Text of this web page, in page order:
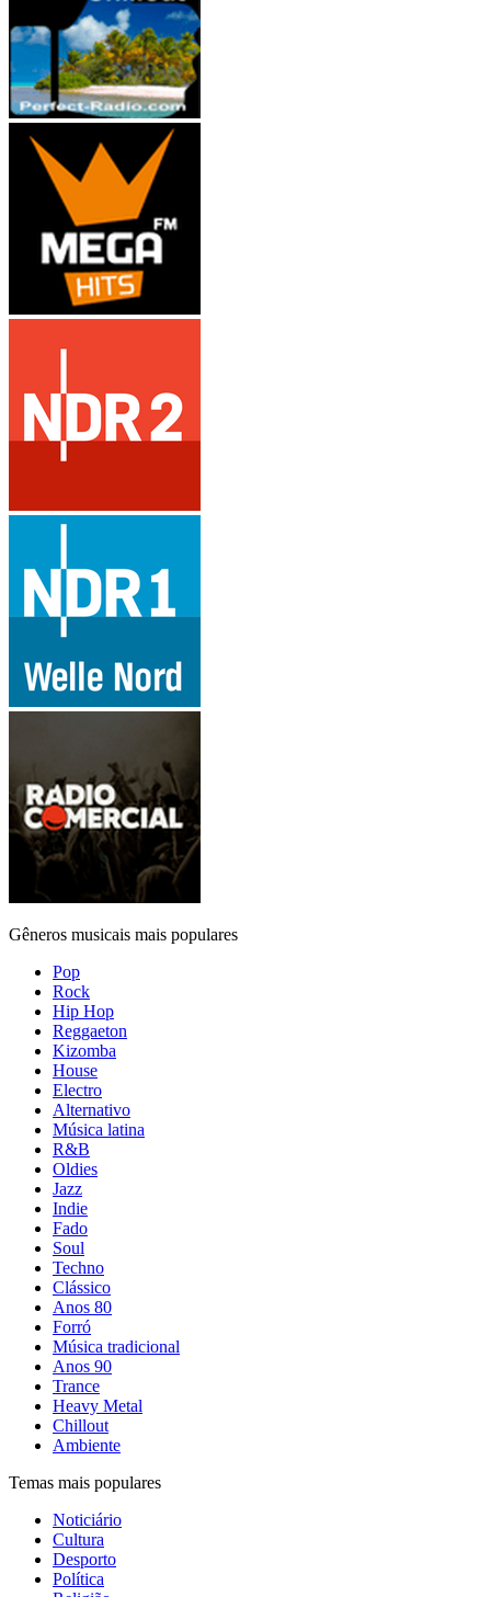
Gêneros musicais mais populares
Pop
Rock
Hip Hop
Reggaeton
Kizomba
House
Electro
Alternativo
Música latina
R&B
Oldies
Jazz
Indie
Fado
Soul
Techno
Clássico
Anos 80
Forró
Música tradicional
Anos 90
Trance
Heavy Metal
Chillout
Ambiente
Temas mais populares
Noticiário
Cultura
Desporto
Política